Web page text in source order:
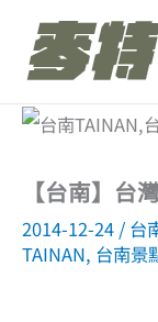
【台南】台
2014-12-24 / 台
TAINAN, 台南景